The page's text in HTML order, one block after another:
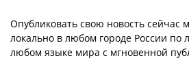
настороженность 2026»
Опубликовать свою новость сейчас
локально в любом городе России по
любом языке мира с мгновенной